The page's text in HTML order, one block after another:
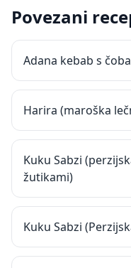
Povezani
Adana kebab s
Harira (maroška
Kuku Sabzi
žutikami)
Kuku Sabzi